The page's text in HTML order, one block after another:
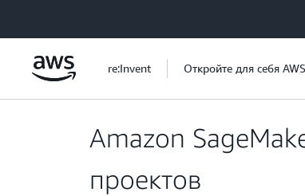
re:Invent Откройте для себя AWS
Amazon
проектов